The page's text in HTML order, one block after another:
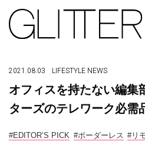
2021.08.03 LIFESTYLE NEWS
オフィスを持たない編集
ターズのテレワーク必需
#EDITOR’S PICK #ボーダーレス #リ